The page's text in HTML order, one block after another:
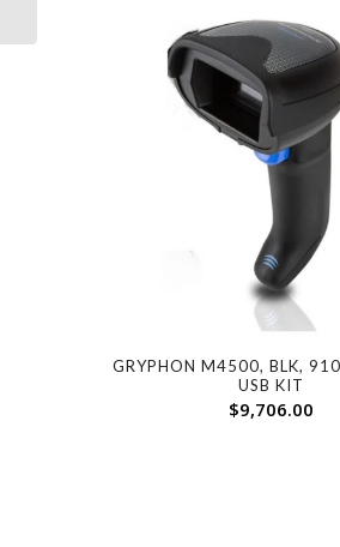
GRYPHON M4500, BLK,
USB KIT
$9,706.00